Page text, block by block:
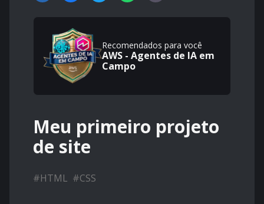
Recomendados para você
AWS - Agentes de IA em
Campo
Meu primeiro projeto
de site
#HTML #CSS